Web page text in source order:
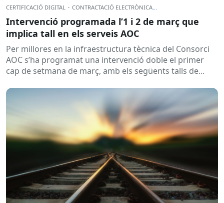
CERTIFICACIÓ DIGITAL · CONTRACTACIÓ ELECTRÒNICA
Intervenció programada l’1 i 2 de març que
implica tall en els serveis AOC
Per millores en la infraestructura tècnica del Consorci
AOC s’ha programat una intervenció doble el primer
cap de setmana de març, amb els següents talls de...